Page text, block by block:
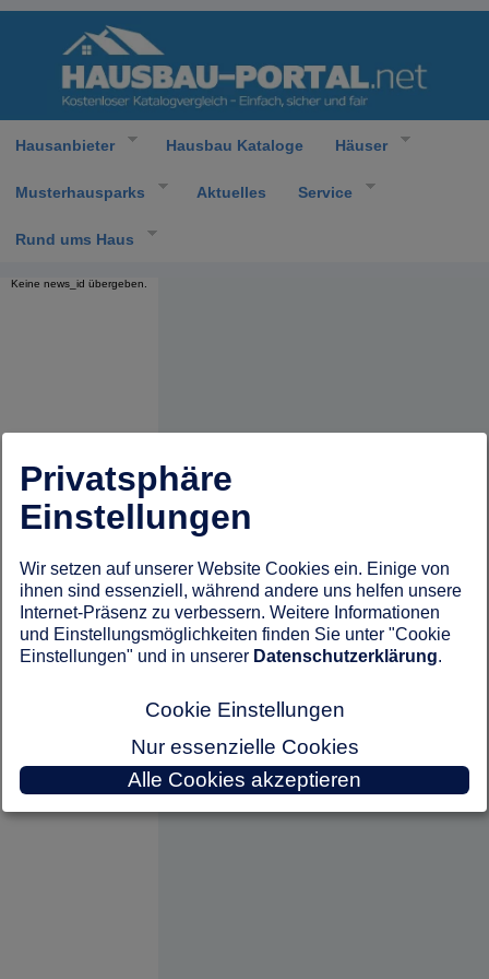
Hausanbieter Hausbau Kataloge Häuser
Musterhausparks Aktuelles Service
Rund ums Haus
Keine news_id übergeben.
Privatsphäre
Einstellungen
Wir setzen auf unserer Website Cookies ein. Einige von
ihnen sind essenziell, während andere uns helfen unsere
Internet-Präsenz zu verbessern. Weitere Informationen
und Einstellungsmöglichkeiten finden Sie unter "Cookie
Einstellungen" und in unserer Datenschutzerklärung.
Cookie Einstellungen
Nur essenzielle Cookies
Alle Cookies akzeptieren